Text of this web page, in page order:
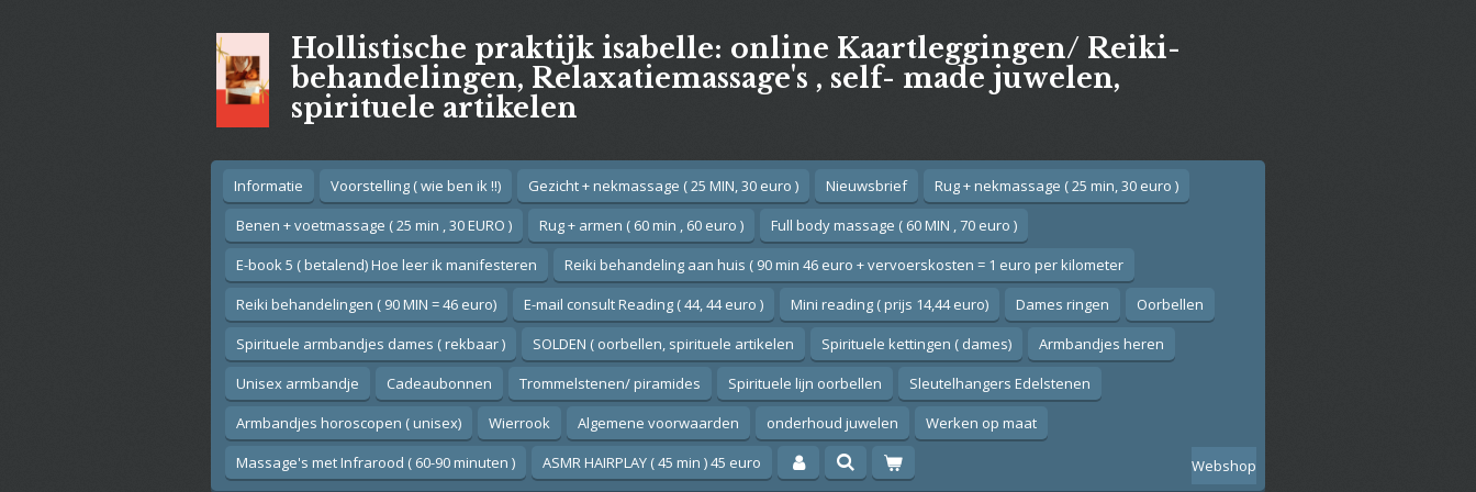
Hollistische praktijk isabelle: online Kaartleggingen/ Reiki-
behandelingen, Relaxatiemassage's , self- made juwelen,
spirituele artikelen
Informatie Voorstelling ( wie ben ik !!) Gezicht + nekmassage ( 25 MIN, 30 euro ) Nieuwsbrief
Rug + nekmassage ( 25 min, 30 euro )
Benen + voetmassage ( 25 min , 30 EURO )
Rug + armen ( 60 min , 60 euro )
Full body massage ( 60 MIN , 70 euro )
E-book 5 ( betalend) Hoe leer ik manifesteren
Reiki behandeling aan huis ( 90 min 46 euro + vervoerskosten = 1 euro per kilometer
Reiki behandelingen ( 90 MIN = 46 euro)
E-mail consult Reading ( 44, 44 euro ) Mini reading ( prijs 14,44 euro) Dames ringen
Oorbellen
Spirituele armbandjes dames ( rekbaar )
SOLDEN ( oorbellen, spirituele artikelen Spirituele kettingen ( dames)
Armbandjes heren
Unisex armbandje
Cadeaubonnen Trommelstenen/ piramides Spirituele lijn oorbellen
Sleutelhangers Edelstenen
Armbandjes horoscopen ( unisex)
Wierrook Algemene voorwaarden onderhoud juwelen
Werken op maat
Massage's met Infrarood ( 60-90 minuten )
ASMR HAIRPLAY ( 45 min ) 45 euro Webshop